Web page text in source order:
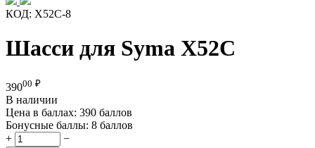
КОД: X52C-8
Шасси для Syma X52C
39000 ₽
В наличии
Цена в баллах: 390 баллов
Бонусные баллы: 8 баллов
+
−